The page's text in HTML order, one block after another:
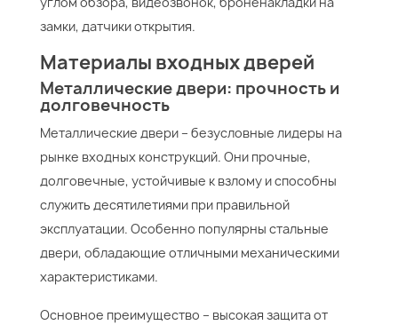
замки, датчики открытия.
Материалы входных дверей
Металлические двери: прочность и
долговечность
Металлические двери – безусловные лидеры на
рынке входных конструкций. Они прочные,
долговечные, устойчивые к взлому и способны
служить десятилетиями при правильной
эксплуатации. Особенно популярны стальные
двери, обладающие отличными механическими
характеристиками.
Основное преимущество – высокая защита от